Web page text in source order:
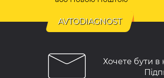
AVTODIAGNOST
Хочете бути в